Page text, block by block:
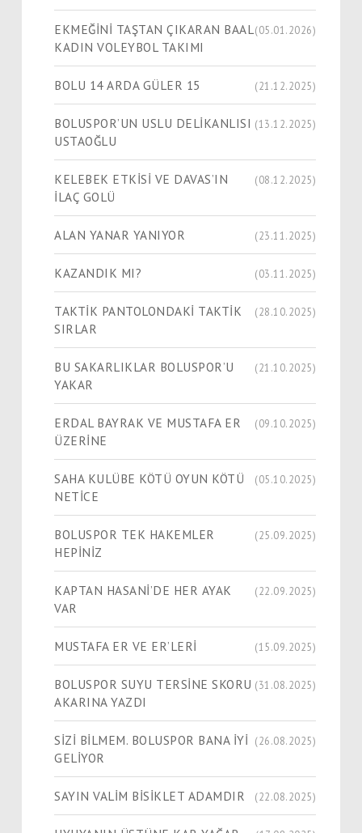
EKMEĞİNİ TAŞTAN ÇIKARAN BAAL
KADIN VOLEYBOL TAKIMI
(05.01.2026)
BOLU 14 ARDA GÜLER 15 (21.12.2025)
BOLUSPOR’UN USLU DELİKANLISI
USTAOĞLU
(13.12.2025)
KELEBEK ETKİSİ VE DAVAS’IN
İLAÇ GOLÜ
(08.12.2025)
ALAN YANAR YANIYOR (23.11.2025)
KAZANDIK MI? (03.11.2025)
TAKTİK PANTOLONDAKİ TAKTİK
SIRLAR
(28.10.2025)
BU SAKARLIKLAR BOLUSPOR’U
YAKAR
(21.10.2025)
ERDAL BAYRAK VE MUSTAFA ER
ÜZERİNE
(09.10.2025)
SAHA KULÜBE KÖTÜ OYUN KÖTÜ
NETİCE
(05.10.2025)
BOLUSPOR TEK HAKEMLER
HEPİNİZ
(25.09.2025)
KAPTAN HASANİ’DE HER AYAK
VAR
(22.09.2025)
MUSTAFA ER VE ER’LERİ (15.09.2025)
BOLUSPOR SUYU TERSİNE SKORU
AKARINA YAZDI
(31.08.2025)
SİZİ BİLMEM. BOLUSPOR BANA İYİ
GELİYOR
(26.08.2025)
SAYIN VALİM BİSİKLET ADAMDIR (22.08.2025)